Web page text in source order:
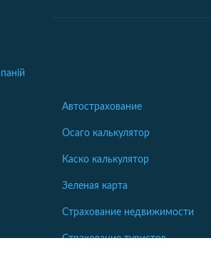
Автострахование
Осаго калькулятор
Каско калькулятор
Зеленая карта
Страхование недвижимости
Страхование туристов